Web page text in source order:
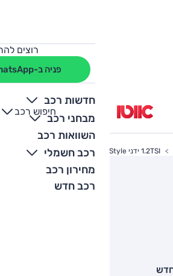
רוצים
פניה ב-WhatsApp
חדשות רכב
מבחני רכב
השוואות רכב
רכב חשמלי
מחירון רכב
רכב חדש
חיפוש רכב
+
-
1.2TSI ידני Style